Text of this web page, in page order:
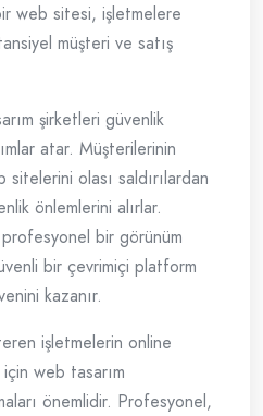
web sitesi, işletmelere
müşteri ve satış
şirketleri güvenlik
atar. Müşterilerinin
olası saldırılardan
önlemlerini alırlar.
bir görünüm
bir çevrimiçi platform
kazanır.
işletmelerin online
için web tasarım
önemlidir. Profesyonel,